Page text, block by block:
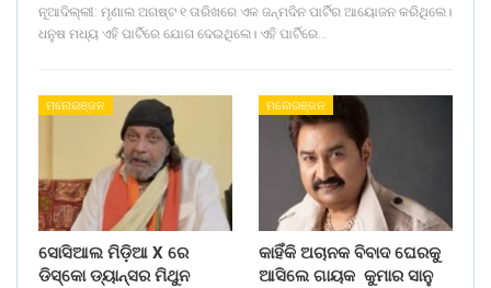
ନୂଆଦିଲ୍ଲୀ: ମୃଣାଲ ଅଗଷ୍ଟ ୧ ତାରିଖରେ ଏକ ଜନ୍ମଦିନ ପାର୍ଟିର ଆୟୋଜନ କରିଥିଲେ।
ଧନୁଷ ମଧ୍ୟ ଏହି ପାର୍ଟିରେ ଯୋଗ ଦେଇଥିଲେ। ଏହି ପାର୍ଟିରେ…
ମନୋରଞ୍ଜନ
ସୋସିଆଲ ମିଡ଼ିଆ X ରେ
ଡିସ୍କୋ ଡ୍ୟାନ୍ସର ମିଥୁନ
ମନୋରଞ୍ଜନ
କାହିଁକି ଅଚାନକ ବିବାଦ ଘେରକୁ
ଆସିଲେ ଗାୟକ କୁମାର ସାନୁ